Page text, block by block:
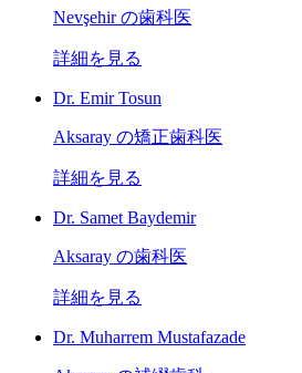
Nevşehir の歯科医
詳細を見る
Dr. Emir Tosun
Aksaray の矯正歯科医
詳細を見る
Dr. Samet Baydemir
Aksaray の歯科医
詳細を見る
Dr. Muharrem Mustafazade